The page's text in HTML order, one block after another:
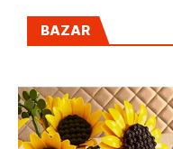
BAZAR